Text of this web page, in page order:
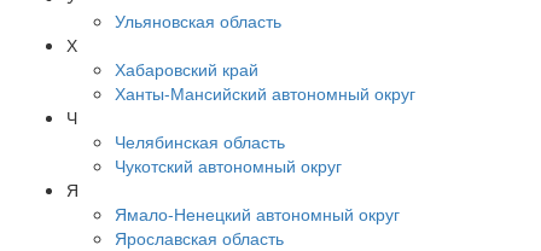
Ульяновская область
Х
Хабаровский край
Ханты-Мансийский автономный округ
Ч
Челябинская область
Чукотский автономный округ
Я
Ямало-Ненецкий автономный округ
Ярославская область